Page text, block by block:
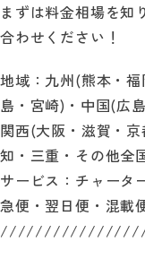
まずは料金相場を知
合わせください！
地域：九州(熊本・
島・宮崎)・中国(広
関西(大阪・滋賀・
知・三重・その他全
サービス：チャータ
急便・翌日便・混載